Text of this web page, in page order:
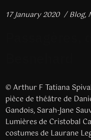
17 January 2020 Blog,
© Arthur F Tatiana
pièce de théâtre de
Gandois, Sarah-Jane
Lumières de Cristobal
costumes de Laurane